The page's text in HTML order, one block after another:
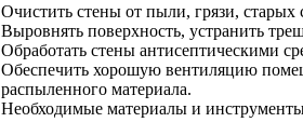
Очистить стены от пыли, грязи, старых
Выровнять поверхность, устранить
Обработать стены антисептическими
Обеспечить хорошую вентиляцию
распыленного материала.
Необходимые материалы и